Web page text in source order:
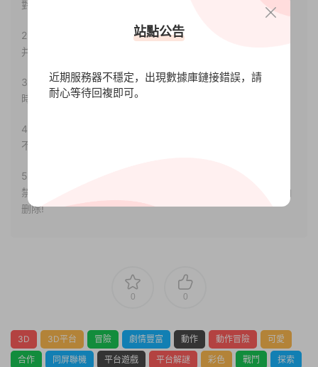
對其真實性負責。
2.若您需要商業運營或用于其他商業活動，請您購買正版授權
并合法使用。
3.如果本站有侵犯、不妥之處的資源，請聯系我們。将會第一
時間解決！
4.本站部分内容均由互聯網收集整理，僅供大家參考、學習，
不存在任何商業目的與商業用途。
5.本站提供的所有資源僅供參考學習使用，版權歸原著所有，
禁止下載本站資源參與任何商業和非法行爲，請于24小時之内
删除!
0 0
3D 3D平台 冒險 劇情豐富 動作 動作冒險
可愛
合作
同屏聯機 平台遊戲 平台解謎 彩色 戰鬥
探索
站點公告
近期服務器不穩定，出現數據庫鏈接錯誤，請
耐心等待回複即可。